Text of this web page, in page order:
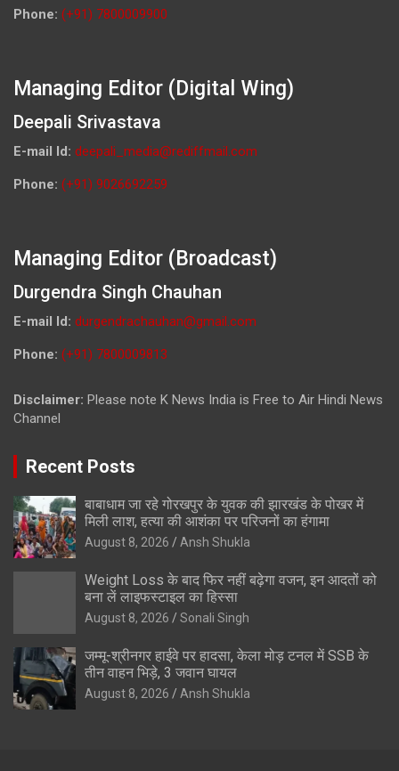
Phone: (+91) 7800009900
Managing Editor (Digital Wing)
Deepali Srivastava
E-mail Id: deepali_media@rediffmail.com
Phone: (+91) 9026692259
Managing Editor (Broadcast)
Durgendra Singh Chauhan
E-mail Id: durgendrachauhan@gmail.com
Phone: (+91) 7800009813
Disclaimer: Please note K News India is Free to Air Hindi News
Channel
Recent Posts
बाबाधाम जा रहे गोरखपुर के युवक की झारखंड के पोखर में
मिली लाश, हत्या की आशंका पर परिजनों का हंगामा
August 8, 2026 Ansh Shukla
Weight Loss के बाद फिर नहीं बढ़ेगा वजन, इन आदतों को
बना लें लाइफस्टाइल का हिस्सा
August 8, 2026 Sonali Singh
जम्मू-श्रीनगर हाईवे पर हादसा, केला मोड़ टनल में SSB के
तीन वाहन भिड़े, 3 जवान घायल
August 8, 2026 Ansh Shukla